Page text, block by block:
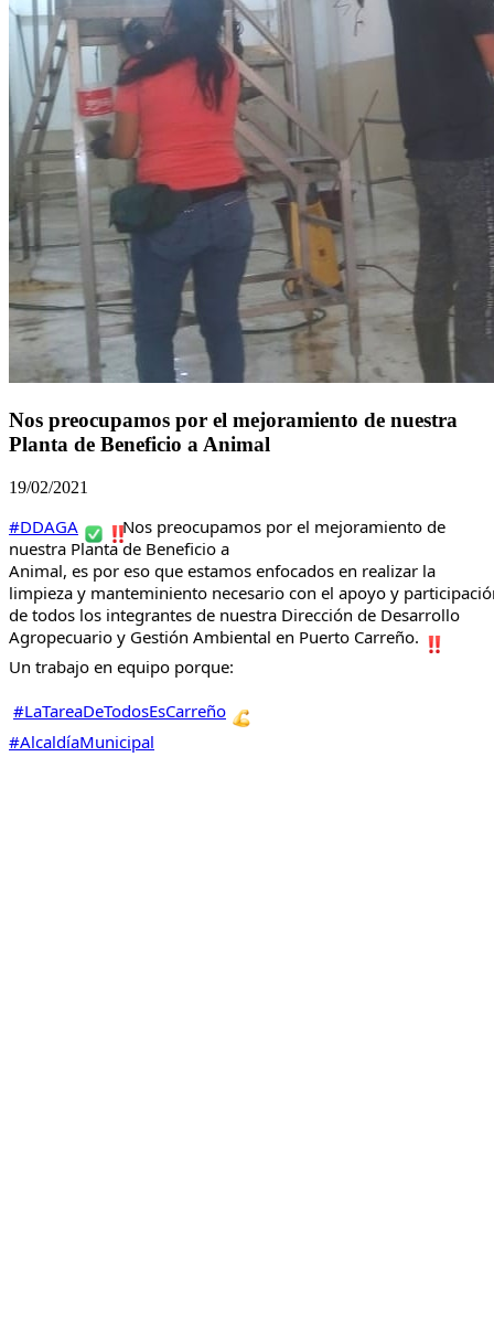
Nos preocupamos por el mejoramiento de nuestra
Planta de Beneficio a Animal
19/02/2021
#DDAGA
Nos preocupamos por el mejoramiento de
nuestra Planta de Beneficio a
Animal, es por eso que estamos enfocados en realizar la
limpieza y manteminiento necesario con el apoyo y
de todos los integrantes de nuestra Dirección de Desarrollo
Agropecuario y Gestión Ambiental en Puerto Carreño.
Un trabajo en equipo porque:
#LaTareaDeTodosEsCarreño
#AlcaldíaMunicipal